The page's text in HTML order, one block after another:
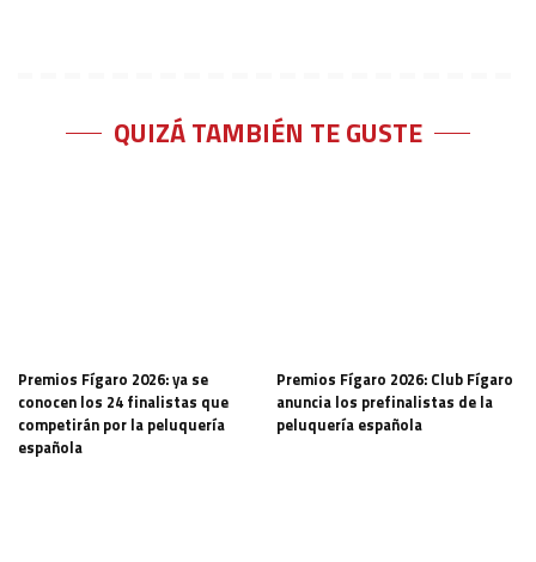
QUIZÁ TAMBIÉN TE GUSTE
Premios Fígaro 2026: ya se
conocen los 24 finalistas que
competirán por la peluquería
española
Premios Fígaro 2026: Club Fígaro
anuncia los prefinalistas de la
peluquería española